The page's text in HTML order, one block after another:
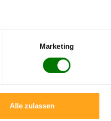
Marketing
Alle zulassen